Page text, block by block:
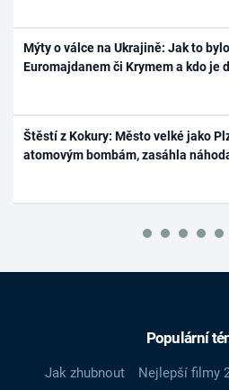
Mýty o válce na Ukrajině: Jak to
Euromajdanem či Krymem a kdo je
Štěstí z Kokury: Město velké jako
atomovým bombám, zasáhla
Populární
Jak zhubnout Nejlepší filmy